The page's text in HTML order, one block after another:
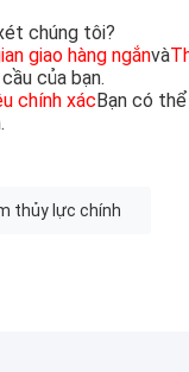
chúng tôi?
giao hàng ngắnvà
của bạn.
chính xácBạn có
thủy lực chính